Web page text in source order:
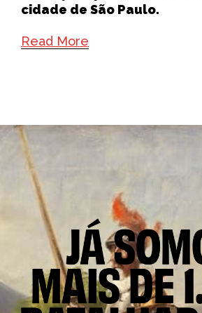
cidade de São Paulo.
Read More